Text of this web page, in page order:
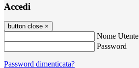
Accedi
button close ×
Nome Utente
Password
Password dimenticata?